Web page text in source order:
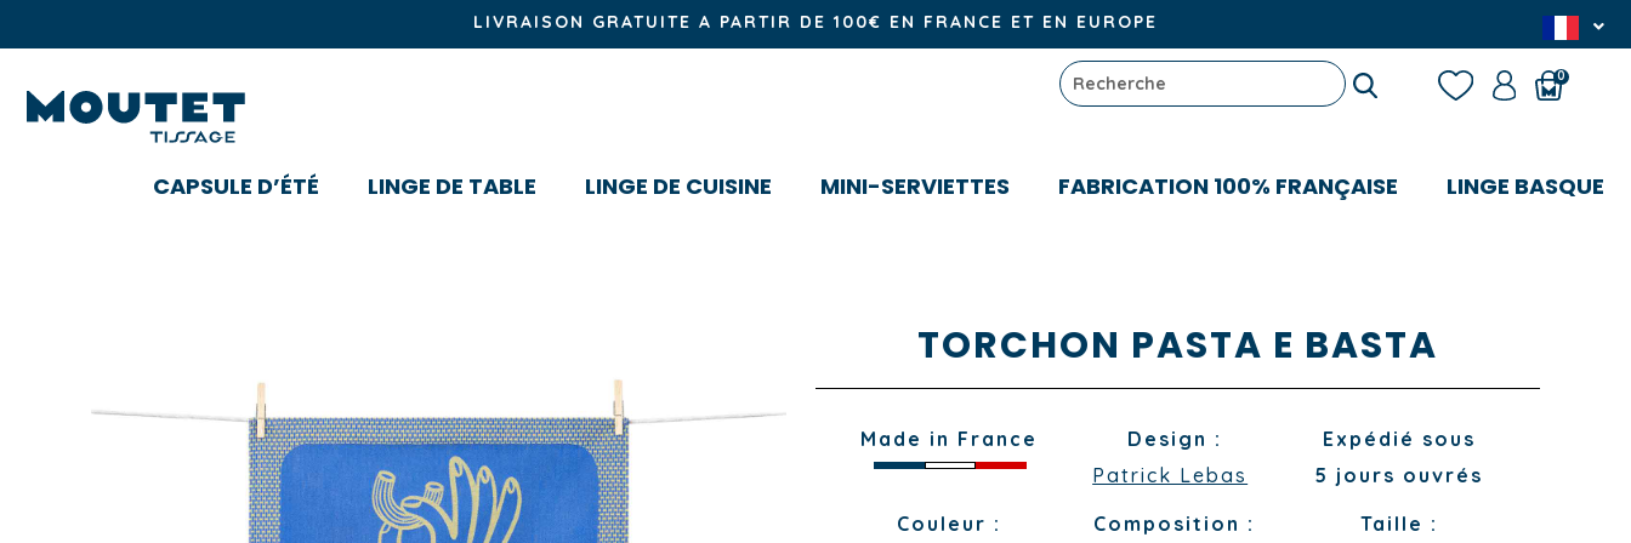
LIVRAISON GRATUITE A PARTIR DE 100€ EN FRANCE ET EN EUROPE
0
CAPSULE D’ÉTÉ LINGE DE TABLE LINGE DE CUISINE MINI-SERVIETTES FABRICATION 100% FRANÇAISE LINGE BASQUE
TORCHON PASTA E BASTA
Made in France
Design :
Patrick Lebas
Expédié sous
5 jours ouvrés
Couleur :
Composition : Taille :